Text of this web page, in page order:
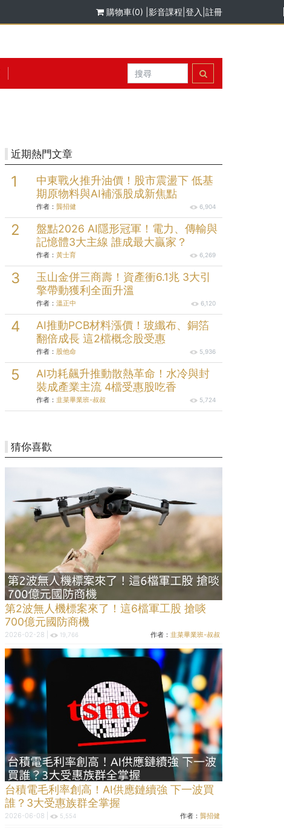
購物車(0) 影音課程 登入 註冊
近期熱門文章
中東戰火推升油價！股市震盪下 低基
期原物料與AI補漲股成新焦點
作者： 龔招健 6,904
盤點2026 AI隱形冠軍！電力、傳輸與
記憶體3大主線 誰成最大贏家？
作者： 黃士育 6,269
玉山金併三商壽！資產衝6.1兆 3大引
擎帶動獲利全面升溫
作者： 溫正中 6,120
AI推動PCB材料漲價！玻纖布、銅箔
翻倍成長 這2檔概念股受惠
作者： 股他命 5,936
AI功耗飆升推動散熱革命！水冷與封
裝成產業主流 4檔受惠股吃香
作者： 韭菜畢業班-叔叔 5,724
猜你喜歡
第2波無人機標案來了！這6檔軍工股 搶啖
700億元國防商機
2026-02-28 | 19,766 作者：韭菜畢業班-叔叔
台積電毛利率創高！AI供應鏈續強 下一波買
誰？3大受惠族群全掌握
2026-06-08 | 5,554 作者：龔招健